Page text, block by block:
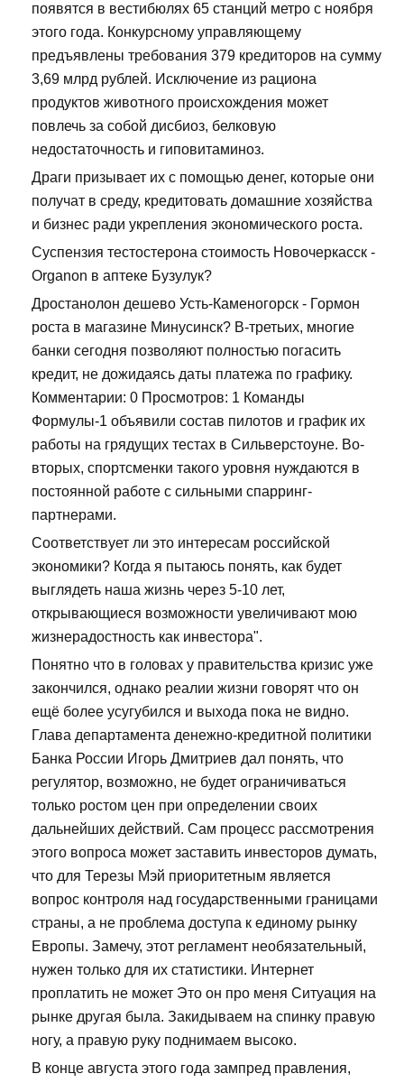
появятся в вестибюлях 65 станций метро с ноября
этого года. Конкурсному управляющему
предъявлены требования 379 кредиторов на сумму
3,69 млрд рублей. Исключение из рациона
продуктов животного происхождения может
повлечь за собой дисбиоз, белковую
недостаточность и гиповитаминоз.
Драги призывает их с помощью денег, которые они
получат в среду, кредитовать домашние хозяйства
и бизнес ради укрепления экономического роста.
Суспензия тестостерона стоимость Новочеркасск -
Organon в аптеке Бузулук?
Дростанолон дешево Усть-Каменогорск - Гормон
роста в магазине Минусинск? В-третьих, многие
банки сегодня позволяют полностью погасить
кредит, не дожидаясь даты платежа по графику.
Комментарии: 0 Просмотров: 1 Команды
Формулы-1 объявили состав пилотов и график их
работы на грядущих тестах в Сильверстоуне. Во-
вторых, спортсменки такого уровня нуждаются в
постоянной работе с сильными спарринг-
партнерами.
Соответствует ли это интересам российской
экономики? Когда я пытаюсь понять, как будет
выглядеть наша жизнь через 5-10 лет,
открывающиеся возможности увеличивают мою
жизнерадостность как инвестора".
Понятно что в головах у правительства кризис уже
закончился, однако реалии жизни говорят что он
ещё более усугубился и выхода пока не видно.
Глава департамента денежно-кредитной политики
Банка России Игорь Дмитриев дал понять, что
регулятор, возможно, не будет ограничиваться
только ростом цен при определении своих
дальнейших действий. Сам процесс рассмотрения
этого вопроса может заставить инвесторов думать,
что для Терезы Мэй приоритетным является
вопрос контроля над государственными границами
страны, а не проблема доступа к единому рынку
Европы. Замечу, этот регламент необязательный,
нужен только для их статистики. Интернет
проплатить не может Это он про меня Ситуация на
рынке другая была. Закидываем на спинку правую
ногу, а правую руку поднимаем высоко.
В конце августа этого года зампред правления,